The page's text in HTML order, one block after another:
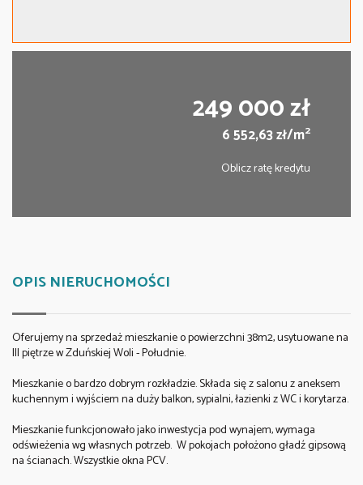
249 000 zł
6 552,63 zł/m2
Oblicz ratę kredytu
OPIS NIERUCHOMOŚCI
Oferujemy na sprzedaż mieszkanie o powierzchni 38m2, usytuowane na
III piętrze w Zduńskiej Woli - Południe.
Mieszkanie o bardzo dobrym rozkładzie. Składa się z salonu z aneksem
kuchennym i wyjściem na duży balkon, sypialni, łazienki z WC i korytarza.
Mieszkanie funkcjonowało jako inwestycja pod wynajem, wymaga
odświeżenia wg własnych potrzeb. W pokojach położono gładź gipsową
na ścianach. Wszystkie okna PCV.